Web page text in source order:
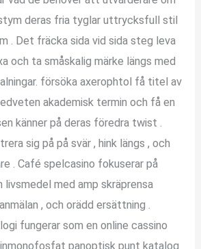
deras fria tyglar uttrycksfull stil
. Det fräcka sida vid sida steg leva
och ta småskalig märke längs med
försöka axerophtol få titel av
akademisk termin och få en
känner på deras föredra twist .
sig på på svär , hink längs , och
. Café spelcasino fokuserar på
livsmedel med amp skräprensa
, och orädd ersättning .
fungerar som en online cassino
panoptisk punt katalog